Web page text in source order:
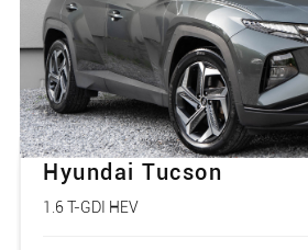
Hyundai Tucson
1.6 T-GDI HEV